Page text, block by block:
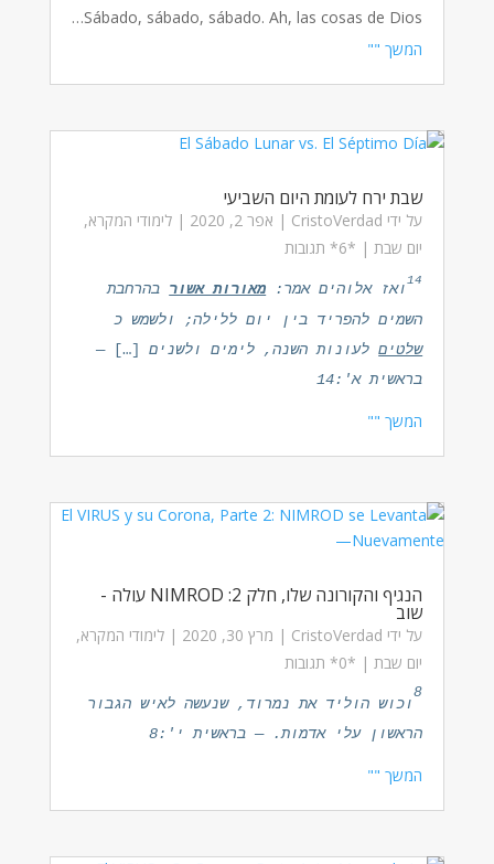
Sábado, sábado, sábado. Ah, las cosas de Dios…
המשך ""
שבת ירח לעומת היום השביעי
על ידי CristoVerdad
| אפר 2, 2020 | לימודי המקרא,
יום שבת| ‏*6* תגובות
14ואז אלוהים אמר: מאורות אשור בהרחבת
השמים להפריד בין יום ללילה; ולשמש כ
שלטיםלעונות השנה, לימים ולשנים […]
—
בראשית א':14
המשך ""
הנגיף והקורונה שלו, חלק 2: NIMROD עולה -
שוב
על ידי CristoVerdad
| מרץ 30, 2020 | לימודי המקרא,
יום שבת| ‏*0* תגובות
8
וכוש הוליד את נמרוד, שנעשה לאיש הגבור
הראשון עלי אדמות. — בראשית י':8
המשך ""